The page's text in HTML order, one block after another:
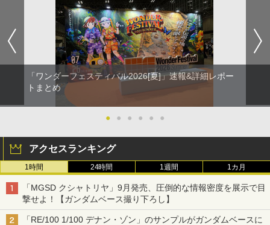
「ワンダーフェスティバル2026[夏]」速報&詳細レポー
トまとめ
● ● ● ● ● ●
アクセスランキング
1時間 24時間 1週間 1カ月
「MGSD クシャトリヤ」9月発売、圧倒的な情報密度を展示で目
撃せよ！【ガンダムベース撮り下ろし】
「RE/100 1/100 デナン・ゾン」のサンプルがガンダムベースに